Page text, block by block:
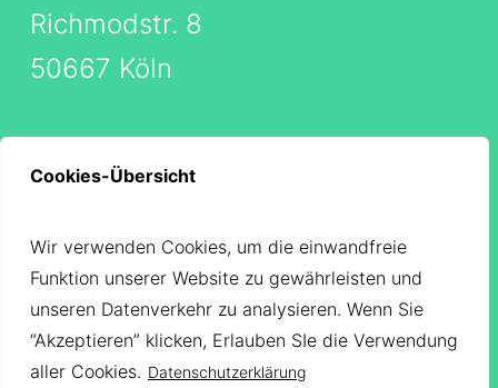
Cookies-Übersicht
Wir verwenden Cookies, um die einwandfreie
Funktion unserer Website zu gewährleisten und
unseren Datenverkehr zu analysieren. Wenn Sie
“Akzeptieren” klicken, Erlauben SIe die Verwendung
aller Cookies. Datenschutzerklärung
Richmodstr. 8
50667 Köln
Barrierefreiheitserklärung
Datenschutz